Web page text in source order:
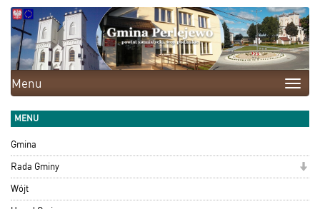
Toggle
Menu
MENU
Gmina
Rada Gminy
Wójt